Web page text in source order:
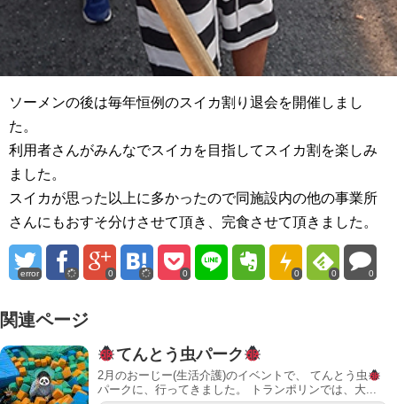
ソーメンの後は毎年恒例のスイカ割り退会を開催しまし
た。
利用者さんがみんなでスイカを目指してスイカ割を楽しみ
ました。
スイカが思った以上に多かったので同施設内の他の事業所
さんにもおすそ分けさせて頂き、完食させて頂きました。
error 0 0 0 0 0
関連ページ
てんとう虫パーク
2月のおーじー(生活介護)のイベントで、 てんとう虫
パークに、行ってきました。 トランポリンでは、大...